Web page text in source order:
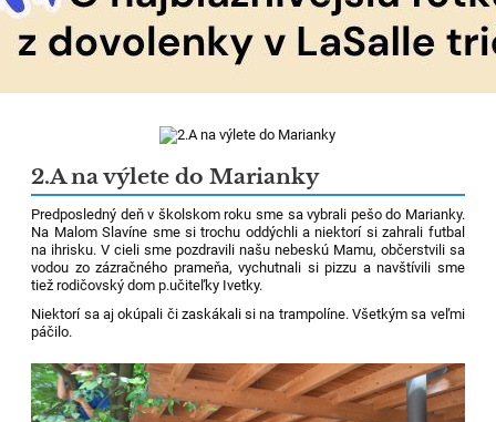
2.A na výlete do Marianky
Predposledný deň v školskom roku sme sa vybrali pešo do Marianky.
Na Malom Slavíne sme si trochu oddýchli a niektorí si zahrali futbal
na ihrisku. V cieli sme pozdravili našu nebeskú Mamu, občerstvili sa
vodou zo zázračného prameňa, vychutnali si pizzu a navštívili sme
tiež rodičovský dom p.učiteľky Ivetky.
Niektorí sa aj okúpali či zaskákali si na trampolíne. Všetkým sa veľmi
páčilo.